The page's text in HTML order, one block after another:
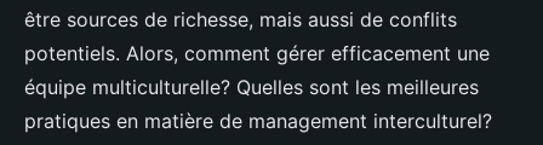
Olivia •3 septembre 2024•6 min de lecture
être sources de richesse, mais aussi de conflits
potentiels. Alors, comment gérer efficacement une
équipe multiculturelle? Quelles sont les meilleures
pratiques en matière de management interculturel?